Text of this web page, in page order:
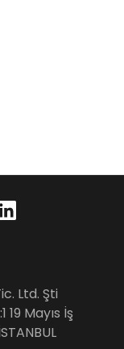
Ltd. Şti
Mayıs İş